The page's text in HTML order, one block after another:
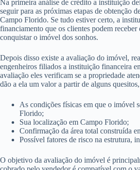
Na primeira análise de crédito a instituição
seguir para as próximas etapas de obtenção
Campo Florido. Se tudo estiver certo, a
financiamento que os clientes podem
conquistar o imóvel dos sonhos.
Depois disso existe a avaliação do imóvel,
engenheiros filiados a instituição financeira
avaliação eles verificam se a propriedade
dão a ela um valor a partir de alguns
As condições físicas em que o imóvel
Florido;
Sua localização em Campo Florido;
Confirmação da área total construída
Possível fatores de risco na estrutura,
O objetivo da avaliação do imóvel é